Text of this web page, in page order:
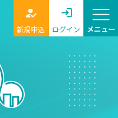
新規申込 ログイン